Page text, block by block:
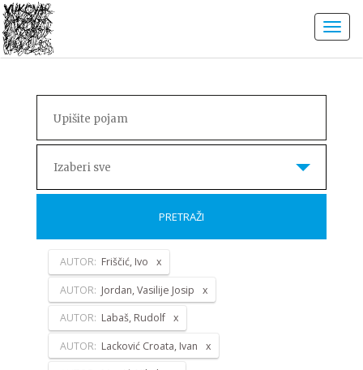
Izaberi sve
PRETRAŽI
AUTOR: Friščić, Ivo
AUTOR: Jordan, Vasilije Josip
AUTOR: Labaš, Rudolf
AUTOR: Lacković Croata, Ivan